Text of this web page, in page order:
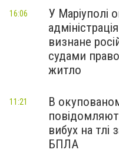
У Маріуполі
визнане
судами
житло
16:06
В
вибух на тлі
БПЛА
11:21